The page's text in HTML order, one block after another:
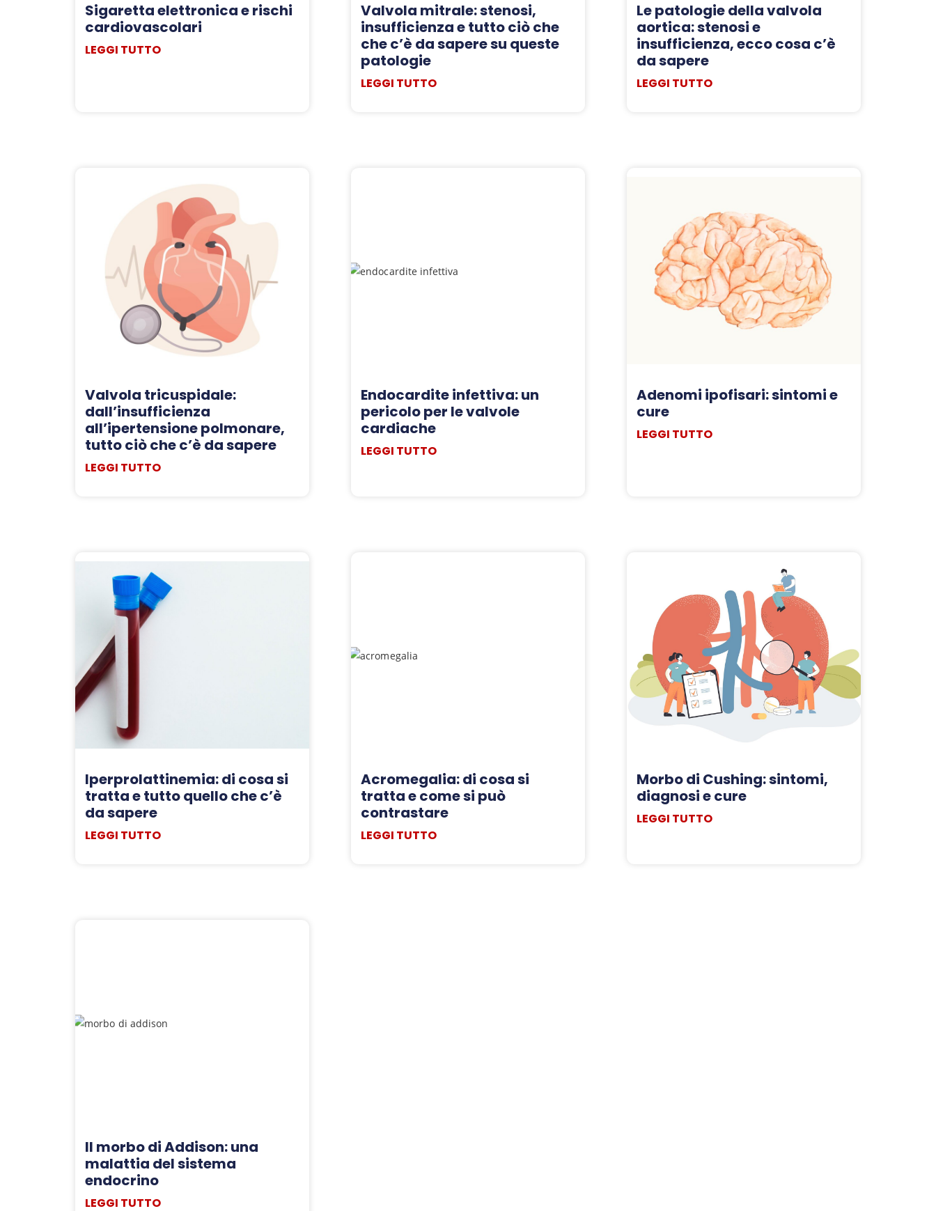
Sigaretta elettronica e rischi
cardiovascolari
LEGGI TUTTO
Valvola mitrale: stenosi,
insufficienza e tutto ciò che
che c’è da sapere su queste
patologie
LEGGI TUTTO
Le patologie della valvola
aortica: stenosi e
insufficienza, ecco cosa c’è
da sapere
LEGGI TUTTO
Valvola tricuspidale:
dall’insufficienza
all’ipertensione polmonare,
tutto ciò che c’è da sapere
LEGGI TUTTO
Endocardite infettiva: un
pericolo per le valvole
cardiache
LEGGI TUTTO
Adenomi ipofisari: sintomi e
cure
LEGGI TUTTO
Iperprolattinemia: di cosa si
tratta e tutto quello che c’è
da sapere
LEGGI TUTTO
Acromegalia: di cosa si
tratta e come si può
contrastare
LEGGI TUTTO
Morbo di Cushing: sintomi,
diagnosi e cure
LEGGI TUTTO
Il morbo di Addison: una
malattia del sistema
endocrino
LEGGI TUTTO